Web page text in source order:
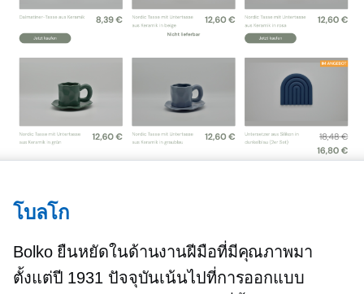
โบลโก
Bolko ยืนหยัดในด้านงานฝีมือที่มีคุณภาพมา
ตั้งแต่ปี 1931 ปัจจุบันเน้นไปที่การออกแบบ